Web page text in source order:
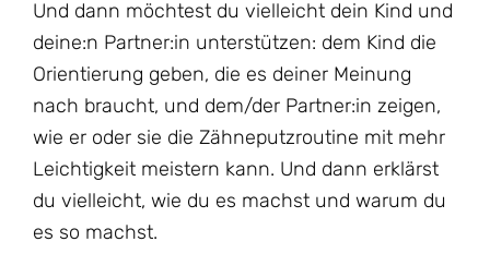
Und dann möchtest du vielleicht dein Kind und
deine:n Partner:in unterstützen: dem Kind die
Orientierung geben, die es deiner Meinung
nach braucht, und dem/der Partner:in zeigen,
wie er oder sie die Zähneputzroutine mit mehr
Leichtigkeit meistern kann. Und dann erklärst
du vielleicht, wie du es machst und warum du
es so machst.